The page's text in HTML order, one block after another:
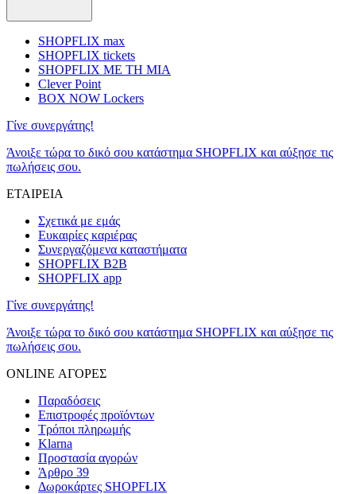
SHOPFLIX max
SHOPFLIX tickets
SHOPFLIX ΜΕ ΤΗ ΜΙΑ
Clever Point
BOX NOW Lockers
Γίνε συνεργάτης!
Άνοιξε τώρα το δικό σου κατάστημα SHOPFLIX και αύξησε τις
πωλήσεις σου.
ΕΤΑΙΡΕΙΑ
Σχετικά με εμάς
Ευκαιρίες καριέρας
Συνεργαζόμενα καταστήματα
SHOPFLIX B2B
SHOPFLIX app
Γίνε συνεργάτης!
Άνοιξε τώρα το δικό σου κατάστημα SHOPFLIX και αύξησε τις
πωλήσεις σου.
ONLINE ΑΓΟΡΕΣ
Παραδόσεις
Επιστροφές προϊόντων
Τρόποι πληρωμής
Klarna
Προστασία αγορών
Άρθρο 39
Δωροκάρτες SHOPFLIX